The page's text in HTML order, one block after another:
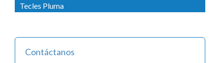
Tecles Pluma
Contáctanos